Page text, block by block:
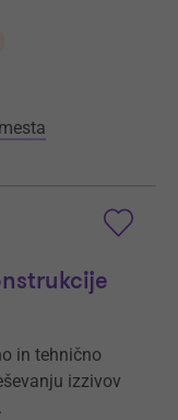
in tehnično
izzivov